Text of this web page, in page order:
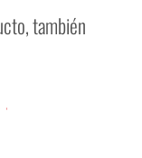
también